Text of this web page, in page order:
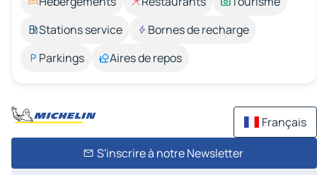
Stations service
Bornes de recharge
Parkings
Aires de repos
Français
S'inscrire à notre Newsletter